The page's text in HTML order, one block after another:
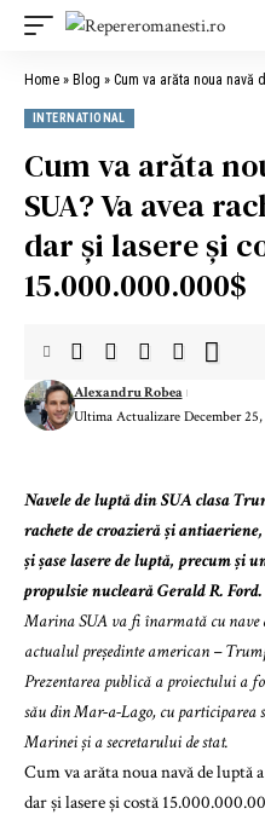
Home » Blog » Cum va arăta noua navă de luptă a
INTERNATIONAL
Cum va arăta
SUA? Va avea
dar și lasere și
15.000.000.000$
Ultima Actualizare December
Alexandru Robea
Navele de luptă din SUA clasa
rachete de croazieră și
și șase lasere de luptă, precum și
propulsie nucleară Gerald R. Ford.
Marina SUA va fi înarmată cu nave
actualul președinte american –
Prezentarea publică a proiectului a
său din Mar-a-Lago, cu
Marinei și a secretarului de stat.
Cum va arăta noua navă de luptă
dar și lasere și costă